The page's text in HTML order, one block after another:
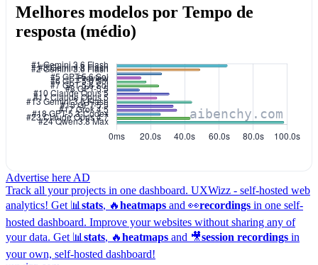
Melhores modelos por Tempo de
resposta (médio)
Advertise here AD
Track all your projects in one dashboard. UXWizz - self-hosted web
analytics! Get 📊 stats, 🔥heatmaps and 👀recordings in one self-
hosted dashboard. Improve your websites without sharing any of
your data. Get 📊 stats, 🔥heatmaps and 🎥session recordings in
your own, self-hosted dashboard!